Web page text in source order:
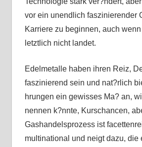
vor ein unendlich faszinierender
Karriere zu beginnen, auch
letztlich nicht landet.
Edelmetalle haben ihren Reiz,
faszinierend sein und nat?rlich
hrungen ein gewisses Ma? an,
nennen k?nnte, Kurschancen,
Gashandelsprozess ist
multinational und neigt dazu, die